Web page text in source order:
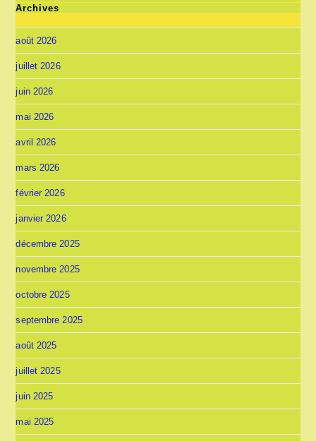
Archives
août 2026
juillet 2026
juin 2026
mai 2026
avril 2026
mars 2026
février 2026
janvier 2026
décembre 2025
novembre 2025
octobre 2025
septembre 2025
août 2025
juillet 2025
juin 2025
mai 2025